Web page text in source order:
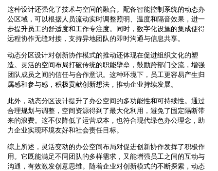
这种设计还强化了技术与空间的融合。配备智能控制系统的动态办
公区域，可以根据人员流动实时调整照明、温度和隔音效果，进一
步提升员工的舒适度和工作专注度。同时，数字化设施的集成使得
远程协作无缝对接，支持异地团队的即时沟通与信息共享。
动态分区设计对创新协作模式的推动还体现在促进组织文化的塑
造。灵活的空间布局打破传统的职能壁垒，鼓励跨部门交流，增强
团队成员之间的信任与合作意识。这种环境下，员工更容易产生归
属感和参与感，积极贡献创新想法，推动企业持续发展。
此外，动态分区设计提升了办公空间的多功能性和可持续性。通过
合理规划与调整，空间资源得到了最大化利用，避免了固定隔断带
来的浪费。这不仅降低了运营成本，也符合现代绿色办公理念，助
力企业实现环境友好和社会责任目标。
综上所述，灵活变动的办公空间布局对促进创新协作发挥了积极作
用。它既能满足不同团队的多样需求，又能增强员工之间的互动与
沟通，有效激发创意思维。随着企业对创新模式的不断探索，动态